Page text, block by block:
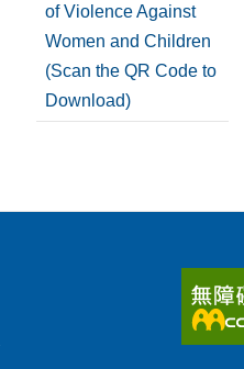
of Violence Against
Women and Children
(Scan the QR Code to
Download)